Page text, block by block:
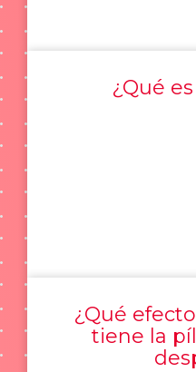
¿Qué
¿Qué
tiene la